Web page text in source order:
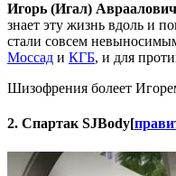
Игорь (Игал)
знает эту жизнь вдоль и
стали совсем
Моссад и КГБ, и для
Шизофрения болеет
2. Спартак SJBody[